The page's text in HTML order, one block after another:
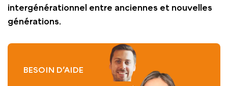
intergénérationnel entre anciennes et nouvelles
générations.
BESOIN D’AIDE